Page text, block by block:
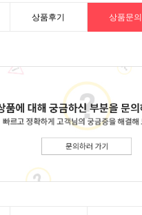
상품후기 상품문의